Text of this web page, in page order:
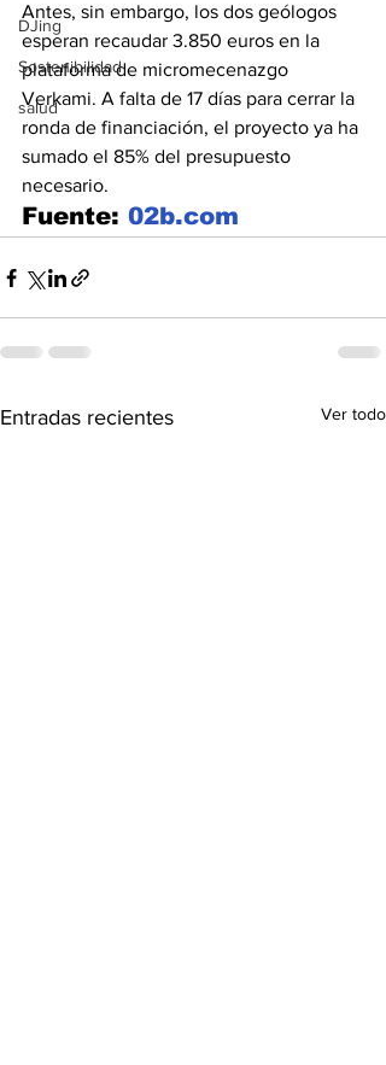
DJing
Sostenibilidad
salud
Antes, sin embargo, los dos geólogos
esperan recaudar 3.850 euros en la
plataforma de micromecenazgo
Verkami. A falta de 17 días para cerrar la
ronda de financiación, el proyecto ya ha
sumado el 85% del presupuesto
necesario.
Fuente: 02b.com
Entradas recientes Ver todo